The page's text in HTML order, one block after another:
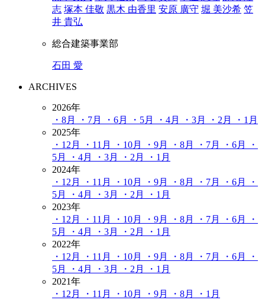
志 塚本 佳敬 黒木 由香里 安原 廣守 堀 美沙希 笠
井 貴弘
総合建築事業部
石田 愛
ARCHIVES
2026年
・8月
・7月 ・6月 ・5月 ・4月 ・3月 ・2月
・1月
2025年
・12月
・11月 ・10月 ・9月 ・8月 ・7月 ・6月
・
5月
・4月 ・3月 ・2月
・1月
2024年
・12月
・11月 ・10月 ・9月 ・8月 ・7月 ・6月
・
5月
・4月 ・3月 ・2月
・1月
2023年
・12月
・11月 ・10月 ・9月 ・8月 ・7月 ・6月
・
5月
・4月 ・3月 ・2月
・1月
2022年
・12月
・11月 ・10月 ・9月 ・8月 ・7月 ・6月
・
5月
・4月 ・3月 ・2月
・1月
2021年
・12月
・11月 ・10月 ・9月 ・8月
・1月